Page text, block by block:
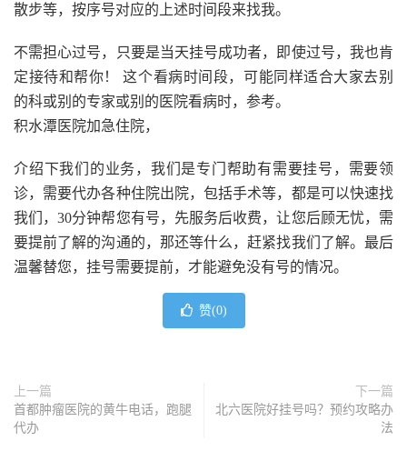
散步等，按序号对应的上述时间段来找我。
不需担心过号，只要是当天挂号成功者，即使过号，我也肯
定接待和帮你！ 这个看病时间段，可能同样适合大家去别
的科或别的专家或别的医院看病时，参考。
积水潭医院加急住院，
介绍下我们的业务，我们是专门帮助有需要挂号，需要领
诊，需要代办各种住院出院，包括手术等，都是可以快速找
我们，30分钟帮您有号，先服务后收费，让您后顾无忧，需
要提前了解的沟通的，那还等什么，赶紧找我们了解。最后
温馨替您，挂号需要提前，才能避免没有号的情况。
赞(0)
上一篇
首都肿瘤医院的黄牛电话，跑腿
代办
下一篇
北六医院好挂号吗？预约攻略办
法